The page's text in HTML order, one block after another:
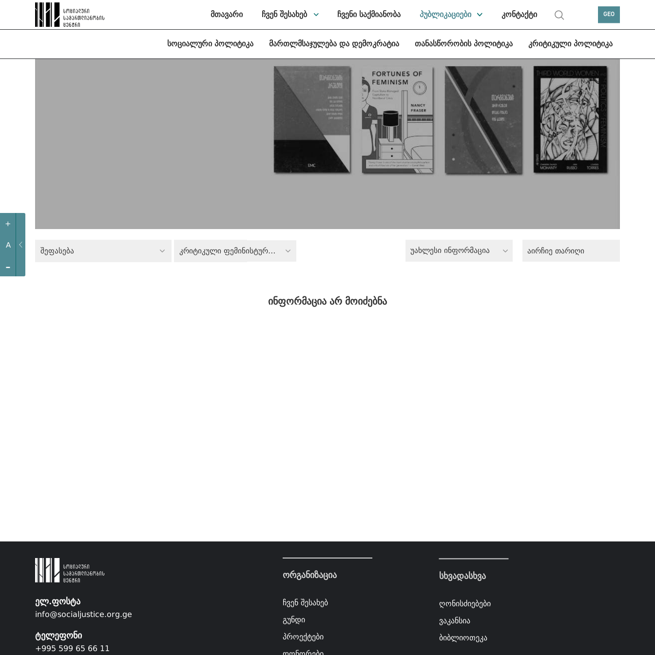
+
A
-
მთავარი ჩვენ შესახებ ჩვენი საქმიანობა პუბლიკაციები კონტაქტი GEO
სოციალური პოლიტიკა მართლმსაჯულება და დემოკრატია თანასწორობის პოლიტიკა კრიტიკული პოლიტიკა
შეფასება კრიტიკული ფემინისტური აზრი უახლესი ინფორმაცია
ინფორმაცია არ მოიძებნა
ელ.ფოსტა
info@socialjustice.org.ge
ტელეფონი
+995 599 65 66 11
ორგანიზაცია
ჩვენ შესახებ
გუნდი
პროექტები
სხვადასხვა
ღონისძიებები
ვაკანსია
ბიბლიოთეკა